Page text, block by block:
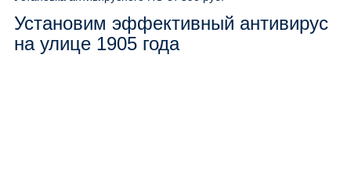
Установим эффективный антивирус
на улице 1905 года